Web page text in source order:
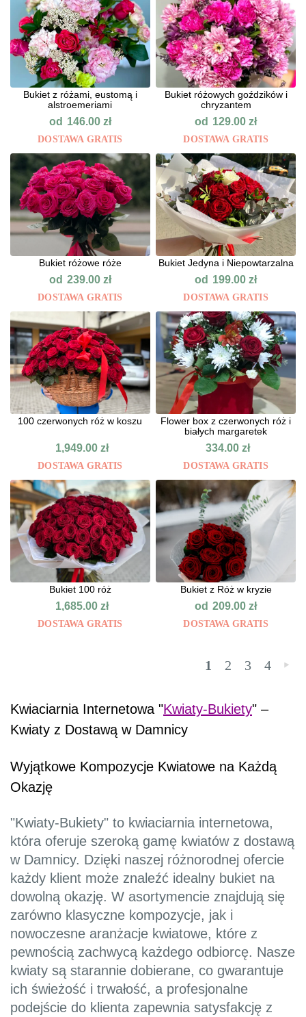
Bukiet z różami, eustomą i
alstroemeriami
od 146.00 zł
DOSTAWA GRATIS
Bukiet różowych goździków i
chryzantem
od 129.00zł
DOSTAWA GRATIS
Bukiet różowe róże
od 239.00 zł
DOSTAWA GRATIS
Bukiet Jedyna i Niepowtarzalna
od 199.00zł
DOSTAWA GRATIS
100 czerwonych róż w koszu
1,949.00zł
DOSTAWA GRATIS
Flower box z czerwonych róż i
białych margaretek
334.00zł
DOSTAWA GRATIS
Bukiet 100 róż
1,685.00zł
DOSTAWA GRATIS
Bukiet z Róż w kryzie
od 209.00zł
DOSTAWA GRATIS
1 2 3 4 »
Kwiaciarnia Internetowa "Kwiaty-Bukiety" –
Kwiaty z Dostawą w Damnicy
Wyjątkowe Kompozycje Kwiatowe na Każdą
Okazję
"Kwiaty-Bukiety" to kwiaciarnia internetowa,
która oferuje szeroką gamę kwiatów z dostawą
w Damnicy. Dzięki naszej różnorodnej ofercie
każdy klient może znaleźć idealny bukiet na
dowolną okazję. W asortymencie znajdują się
zarówno klasyczne kompozycje, jak i
nowoczesne aranżacje kwiatowe, które z
pewnością zachwycą każdego odbiorcę. Nasze
kwiaty są starannie dobierane, co gwarantuje
ich świeżość i trwałość, a profesjonalne
podejście do klienta zapewnia satysfakcję z